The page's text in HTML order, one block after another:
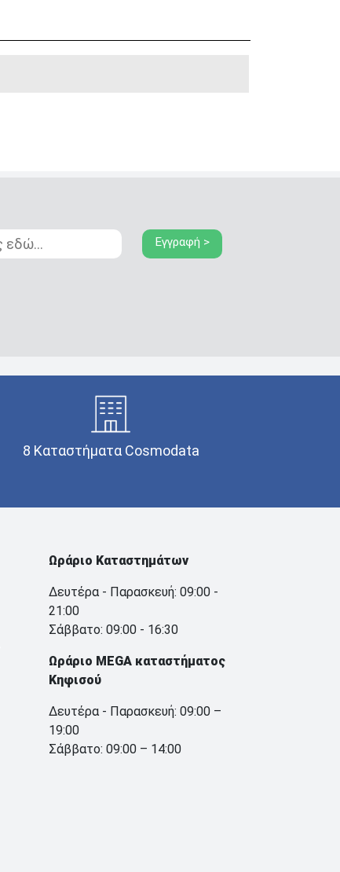
Εγγραφή >
8 Καταστήματα Cosmodata
Ωράριο Καταστημάτων
Δευτέρα - Παρασκευή: 09:00 -
21:00
Σάββατο: 09:00 - 16:30
Ωράριο MEGA καταστήματος
Κηφισού
Δευτέρα - Παρασκευή: 09:00 –
19:00
Σάββατο: 09:00 – 14:00